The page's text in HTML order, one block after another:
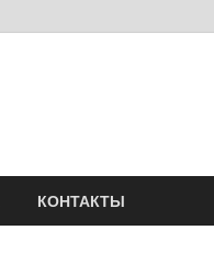
КОНТАКТЫ